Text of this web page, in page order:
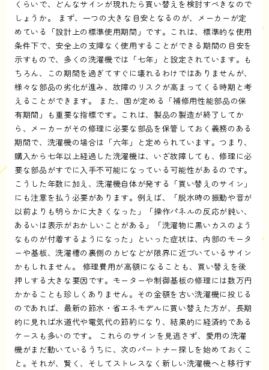
くらいで、どんなサインが現れたら買い替えを検討すべきなので
しょうか。 まず、一つの大きな目安となるのが、メーカーが定
めている「設計上の標準使用期間」です。これは、標準的な使用
条件下で、安全上の支障なく使用することができる期間の目安を
示すもので、多くの洗濯機では「七年」と設定されています。も
ちろん、この期間を過ぎてすぐに壊れるわけではありませんが、
様々な部品の劣化が進み、故障のリスクが高まってくる時期と考
えることができます。 また、国が定める「補修用性能部品の保
有期間」も重要な指標です。これは、製品の製造が終了してか
ら、メーカーがその修理に必要な部品を保管しておく義務のある
期間で、洗濯機の場合は「六年」と定められています。つまり、
購入から七年以上経過した洗濯機は、いざ故障しても、修理に必
要な部品がすでに入手不可能になっている可能性があるのです。
こうした年数に加え、洗濯機自体が発する「買い替えのサイン」
にも注意を払う必要があります。例えば、「脱水時の振動や音が
以前よりも明らかに大きくなった」「操作パネルの反応が鈍い、
あるいは表示がおかしいことがある」「洗濯物に黒いカスのよう
なものが付着するようになった」といった症状は、内部のモータ
ーや基板、洗濯槽の裏側のカビなどが限界に近づいているサイン
かもしれません。 修理費用が高額になることも、買い替えを後
押しする大きな要因です。モーターや制御基板の修理には数万円
かかることも珍しくありません。その金額を古い洗濯機に投じる
のであれば、最新の節水・省エネモデルに買い替えた方が、長期
的に見れば水道代や電気代の節約になり、結果的に経済的である
ケースも多いのです。 これらのサインを見逃さず、愛用の洗濯
機がまだ動いているうちに、次のパートナー探しを始めておくこ
と。それが、賢く、そしてストレスなく新しい洗濯機へと移行す